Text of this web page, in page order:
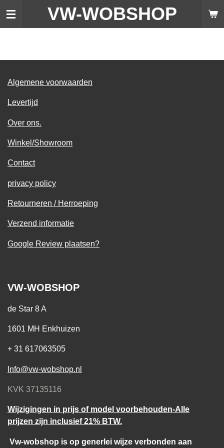
Ga
hoofdinhoud
VW-WOBSHOP
Algemene voorwaarden
Levertijd
Over ons.
Winkel/Showroom
Contact
privacy policy
Retourneren / Herroeping
Verzend informatie
Google Review plaatsen?
VW-WOBSHOP
de Star 8 A
1601 MH Enkhuizen
+ 31 617063505
Info@vw-wobshop.nl
KVK 37135116
Wijzigingen in prijs of model voorbehouden-Alle
prijzen zijn inclusief 21% BTW.
Vw-wobshop is op generlei wijze verbonden aan